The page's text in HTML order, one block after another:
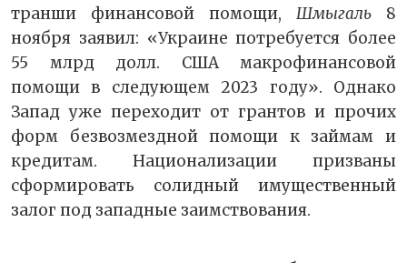
транши финансовой помощи, Шмыгаль 8
ноября заявил: «Украине потребуется более
55 млрд долл. США макрофинансовой
помощи в следующем 2023 году». Однако
Запад уже переходит от грантов и прочих
форм безвозмездной помощи к займам и
кредитам. Национализации призваны
сформировать солидный имущественный
залог под западные заимствования.